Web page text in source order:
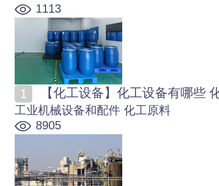
1113
【化工设备】化工设备有哪些
工业机械设备和配件 化工原料
8905